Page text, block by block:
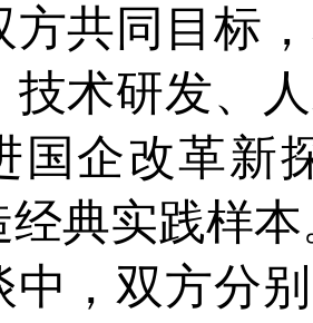
方共同目标
技术研发、
国企改革新
经典实践样本
双方分别